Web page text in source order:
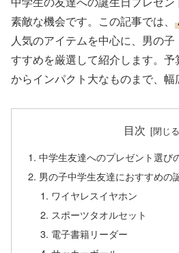
素敵な機会です。この記事では、
人気のアイテムを中心に、男の
すすめを厳選して紹介します。予
からインパクト大なものまで、幅
目次
中学生友達へのプレゼント選び
男の子中学生友達におすすめの
ワイヤレスイヤホン
スポーツタオルセット
電子書籍リーダー